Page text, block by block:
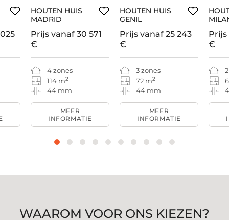
HOUTEN HUIS
MADRID
4 zones
114 m2
44 mm
Prijs vanaf 30 571
€
MEER
INFORMATIE
HOUTEN HUIS
GENIL
3 zones
72 m2
44 mm
Prijs vanaf 25 243
€
MEER
INFORMATIE
€
WAAROM VOOR ONS KIEZEN?